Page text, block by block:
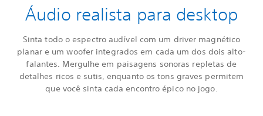
Áudio realista para desktop
Sinta todo o espectro audível com um driver magnético
planar e um woofer integrados em cada um dos dois alto-
falantes. Mergulhe em paisagens sonoras repletas de
detalhes ricos e sutis, enquanto os tons graves permitem
que você sinta cada encontro épico no jogo.